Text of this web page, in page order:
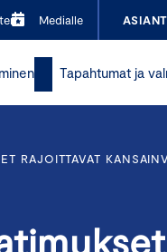
Medialle
Tapahtumat ja
RAJOITTAVAT